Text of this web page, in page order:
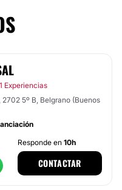
Experiencias
5º B, Belgrano (Buenos
Responde en 10h
CONTACTAR